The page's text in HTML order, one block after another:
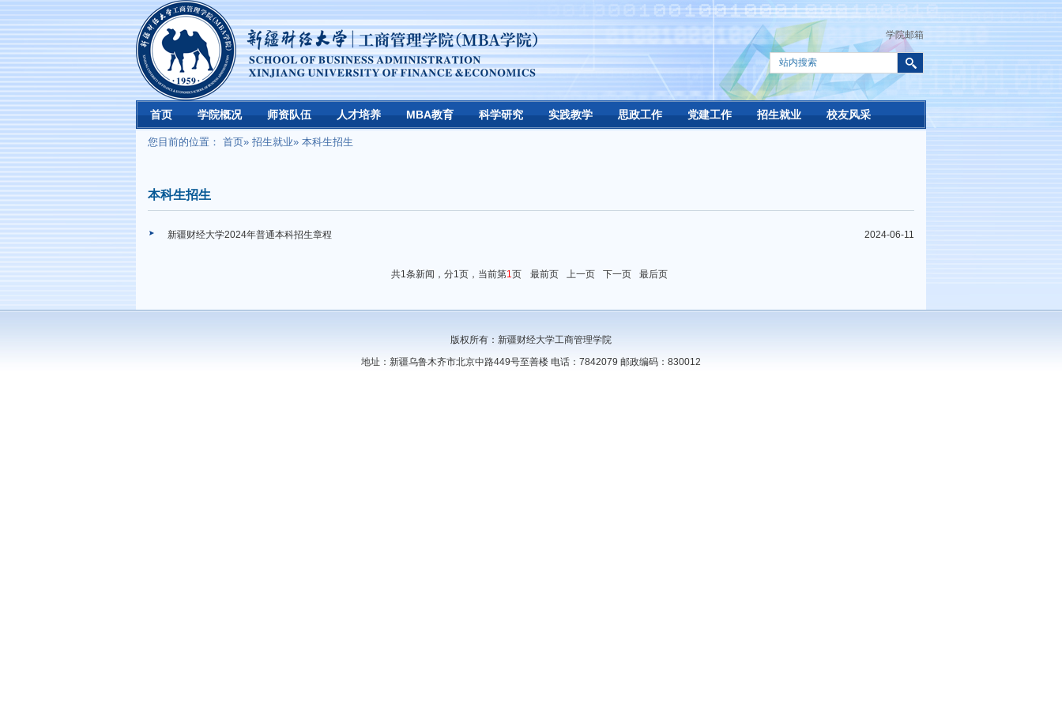
学院邮箱
首页 学院概况 师资队伍 人才培养 MBA教育 科学研究 实践教学 思政工作 党建工作 招生就业 校友风采
您目前的位置： 首页» 招生就业» 本科生招生
本科生招生
2024-06-11
新疆财经大学2024年普通本科招生章程
共1条新闻，分1页，当前第1页 最前页 上一页 下一页 最后页
版权所有：新疆财经大学工商管理学院
地址：新疆乌鲁木齐市北京中路449号至善楼 电话：7842079 邮政编码：830012